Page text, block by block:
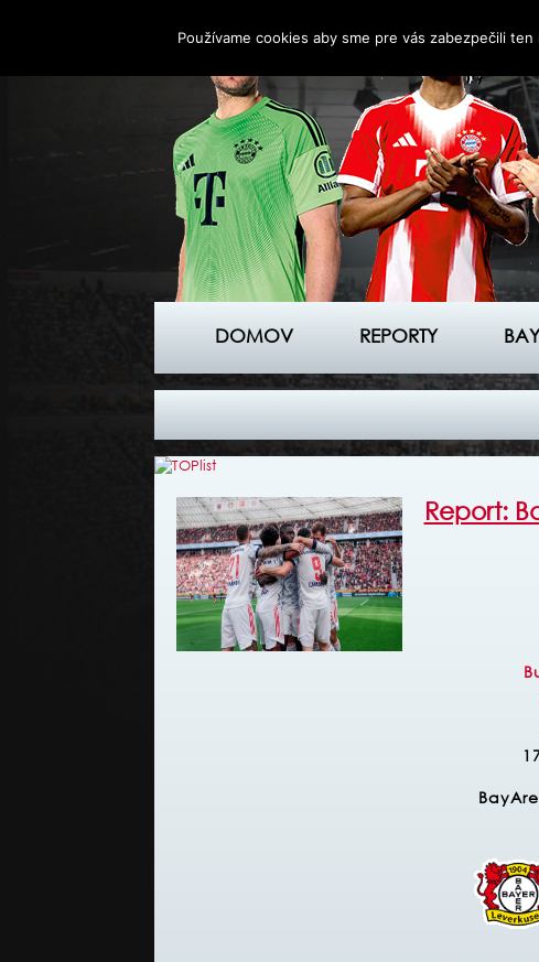
DOMOV REPORTY
Report:
Používame cookies aby sme pre vás zabezpečili